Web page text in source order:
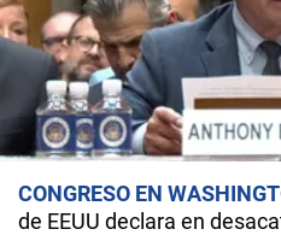
CONGRESO EN
de EEUU declara en